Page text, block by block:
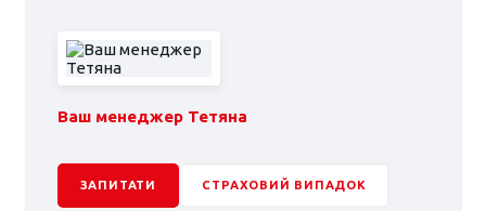
Ваш менеджер Тетяна
ЗАПИТАТИ СТРАХОВИЙ ВИПАДОК